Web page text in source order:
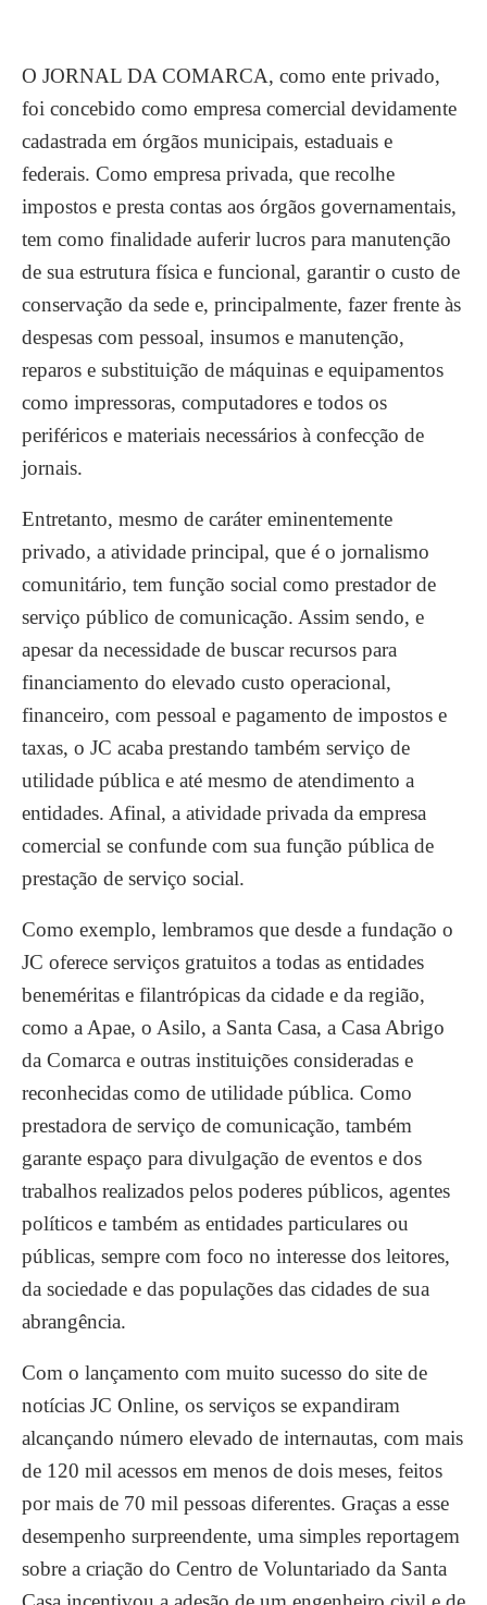
O JORNAL DA COMARCA, como ente privado,
foi concebido como empresa comercial devidamente
cadastrada em órgãos municipais, estaduais e
federais. Como empresa privada, que recolhe
impostos e presta contas aos órgãos governamentais,
tem como finalidade auferir lucros para manutenção
de sua estrutura física e funcional, garantir o custo de
conservação da sede e, principalmente, fazer frente às
despesas com pessoal, insumos e manutenção,
reparos e substituição de máquinas e equipamentos
como impressoras, computadores e todos os
periféricos e materiais necessários à confecção de
jornais.
Entretanto, mesmo de caráter eminentemente
privado, a atividade principal, que é o jornalismo
comunitário, tem função social como prestador de
serviço público de comunicação. Assim sendo, e
apesar da necessidade de buscar recursos para
financiamento do elevado custo operacional,
financeiro, com pessoal e pagamento de impostos e
taxas, o JC acaba prestando também serviço de
utilidade pública e até mesmo de atendimento a
entidades. Afinal, a atividade privada da empresa
comercial se confunde com sua função pública de
prestação de serviço social.
Como exemplo, lembramos que desde a fundação o
JC oferece serviços gratuitos a todas as entidades
beneméritas e filantrópicas da cidade e da região,
como a Apae, o Asilo, a Santa Casa, a Casa Abrigo
da Comarca e outras instituições consideradas e
reconhecidas como de utilidade pública. Como
prestadora de serviço de comunicação, também
garante espaço para divulgação de eventos e dos
trabalhos realizados pelos poderes públicos, agentes
políticos e também as entidades particulares ou
públicas, sempre com foco no interesse dos leitores,
da sociedade e das populações das cidades de sua
abrangência.
Com o lançamento com muito sucesso do site de
notícias JC Online, os serviços se expandiram
alcançando número elevado de internautas, com mais
de 120 mil acessos em menos de dois meses, feitos
por mais de 70 mil pessoas diferentes. Graças a esse
desempenho surpreendente, uma simples reportagem
sobre a criação do Centro de Voluntariado da Santa